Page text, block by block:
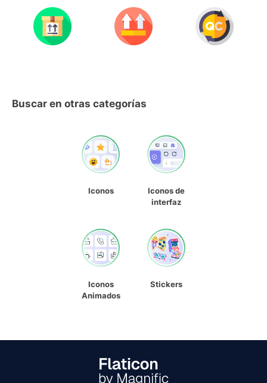
Buscar en otras categorías
Iconos
Iconos de
interfaz
Iconos
Animados
Stickers